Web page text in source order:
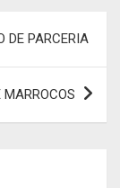
DE PARCERIA